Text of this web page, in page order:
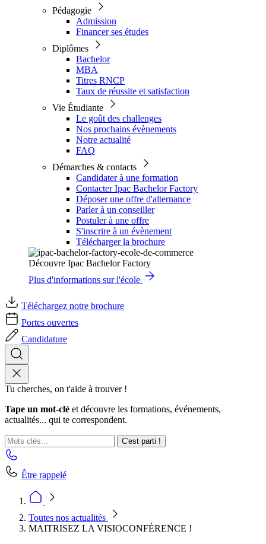
Pédagogie
Admission
Financer ses études
Diplômes
Bachelor
MBA
Titres RNCP
Taux de réussite et satisfaction
Vie Étudiante
Le goût des challenges
Nos prochains évènements
Notre actualité
FAQ
Démarches & contacts
Candidater à une formation
Contacter Ipac Bachelor Factory
Déposer une offre d'alternance
Parler à un conseiller
Postuler à une offre
S'inscrire à un évènement
Télécharger la brochure
Découvre Ipac Bachelor Factory
Plus d'informations sur l'école
Téléchargez notre brochure
Portes ouvertes
Candidature
Tu cherches, on t'aide à trouver !
Tape un mot-clé et découvre les formations, événements,
actualités... qui te correspondent.
C'est parti !
Être rappelé
Toutes nos actualités
MAITRISEZ LA VISIOCONFÉRENCE !